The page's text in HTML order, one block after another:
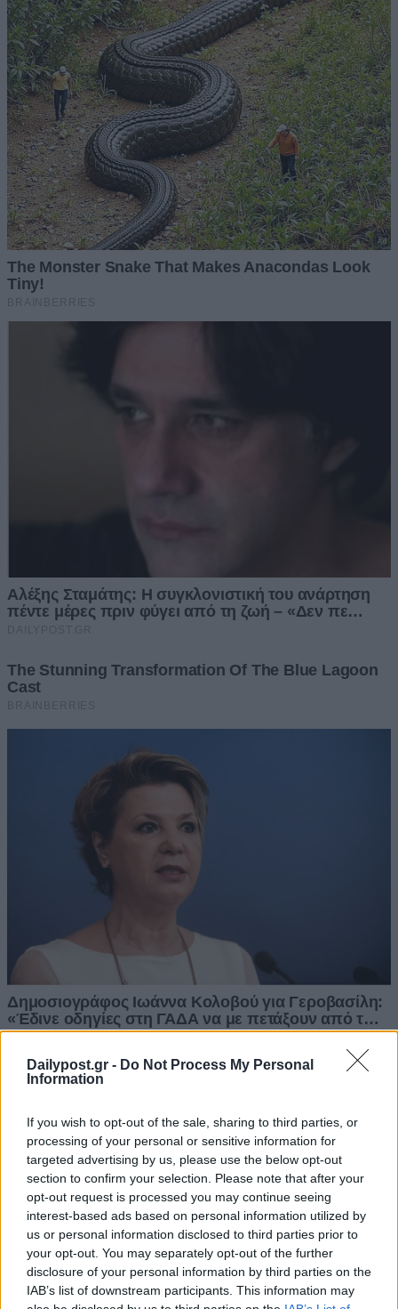
Dailypost.gr - Do Not Process My Personal
Information
If you wish to opt-out of the sale, sharing to third parties, or
processing of your personal or sensitive information for
targeted advertising by us, please use the below opt-out
section to confirm your selection. Please note that after your
opt-out request is processed you may continue seeing
interest-based ads based on personal information utilized by
us or personal information disclosed to third parties prior to
your opt-out. You may separately opt-out of the further
disclosure of your personal information by third parties on the
IAB’s list of downstream participants. This information may